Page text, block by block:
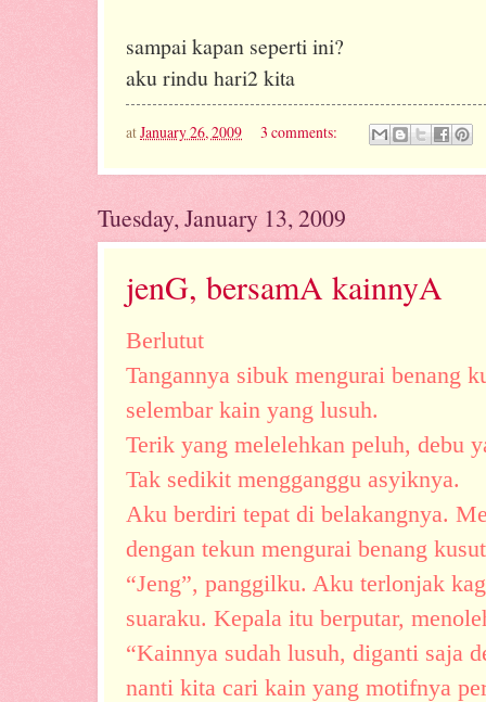
sampai kapan seperti ini?
aku rindu hari2 kita
atJanuary 26, 2009 3 comments:
Tuesday, January 13, 2009
jenG, bersamA kainnyA
Berlutut
Tangannya sibuk mengurai benang
selembar kain yang lusuh.
Terik yang melelehkan peluh, debu
Tak sedikit mengganggu asyiknya.
Aku berdiri tepat di belakangnya.
dengan tekun mengurai benang
“Jeng”, panggilku. Aku terlonjak
suaraku. Kepala itu berputar,
“Kainnya sudah lusuh, diganti saja
nanti kita cari kain yang motifnya